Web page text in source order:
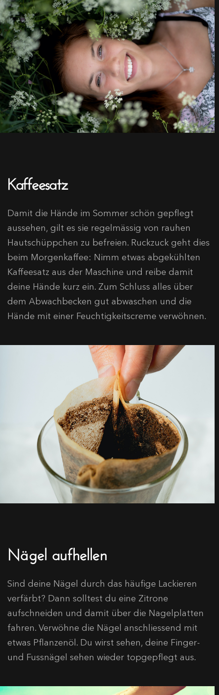
Kaffeesatz
Damit die Hände im Sommer schön gepflegt
aussehen, gilt es sie regelmässig von rauhen
Hautschüppchen zu befreien. Ruckzuck geht dies
beim Morgenkaffee: Nimm etwas abgekühlten
Kaffeesatz aus der Maschine und reibe damit
deine Hände kurz ein. Zum Schluss alles über
dem Abwachbecken gut abwaschen und die
Hände mit einer Feuchtigkeitscreme verwöhnen.
Nägel aufhellen
Sind deine Nägel durch das häufige Lackieren
verfärbt? Dann solltest du eine Zitrone
aufschneiden und damit über die Nagelplatten
fahren. Verwöhne die Nägel anschliessend mit
etwas Pflanzenöl. Du wirst sehen, deine Finger-
und Fussnägel sehen wieder topgepflegt aus.